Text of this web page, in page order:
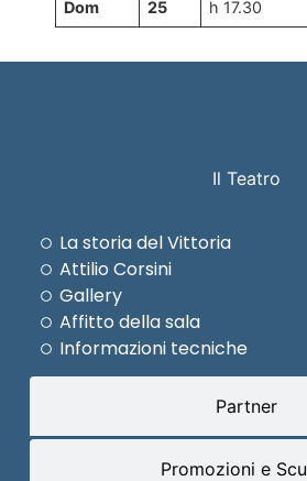
Dom 25 h 17.30
Il Teatro
Partner
Promozioni e
La storia del Vittoria
Attilio Corsini
Gallery
Affitto della sala
Informazioni tecniche